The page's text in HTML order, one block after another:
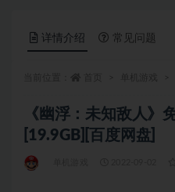
详情介绍 常见问题
《幽浮：未知敌人》
[19.9GB][百度网盘]